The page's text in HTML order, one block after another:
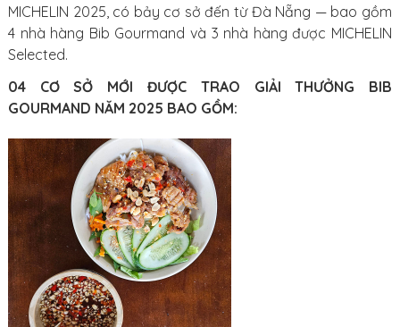
MICHELIN 2025, có bảy cơ sở đến từ Đà Nẵng — bao gồm
4 nhà hàng Bib Gourmand và 3 nhà hàng được MICHELIN
Selected.
04 CƠ SỞ MỚI ĐƯỢC TRAO GIẢI THƯỞNG BIB
GOURMAND NĂM 2025 BAO GỒM: